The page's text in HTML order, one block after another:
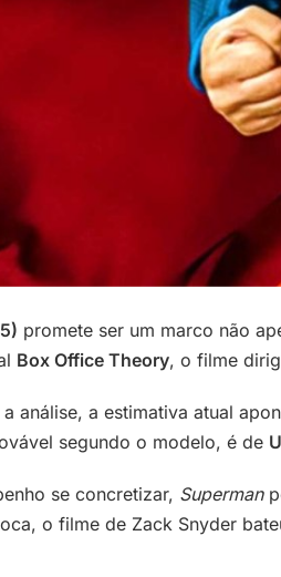
promete ser um marco não
Box Office Theory, o filme
análise, a estimativa atual
segundo o modelo, é de
se concretizar, Superman
o filme de Zack Snyder